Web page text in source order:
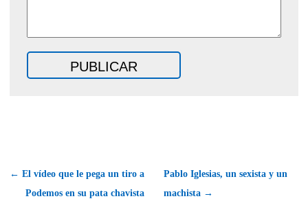
← El vídeo que le pega un tiro a
Podemos en su pata chavista
Pablo Iglesias, un sexista y un
machista →